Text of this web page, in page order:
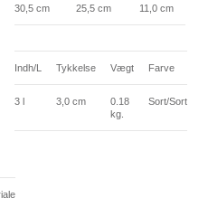
30,5 cm 25,5 cm 11,0 cm
Indh/L Tykkelse Vægt Farve
3 l 3,0 cm
0.18
kg.
Sort/Sort